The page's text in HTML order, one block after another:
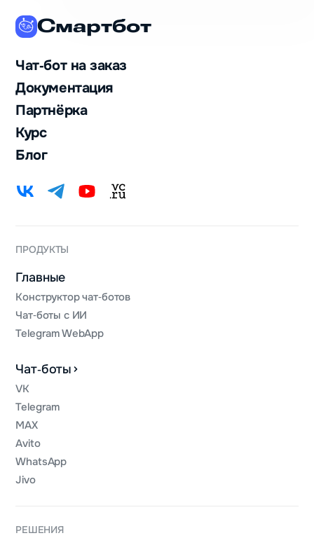
Смартбот
Чат‑бот на заказ
Документация
Партнёрка
Курс
Блог
ПРОДУКТЫ
Главные
Конструктор чат‑ботов
Чат‑боты с ИИ
Telegram WebApp
Чат‑боты
VK
Telegram
MAX
Avito
WhatsApp
Jivo
РЕШЕНИЯ